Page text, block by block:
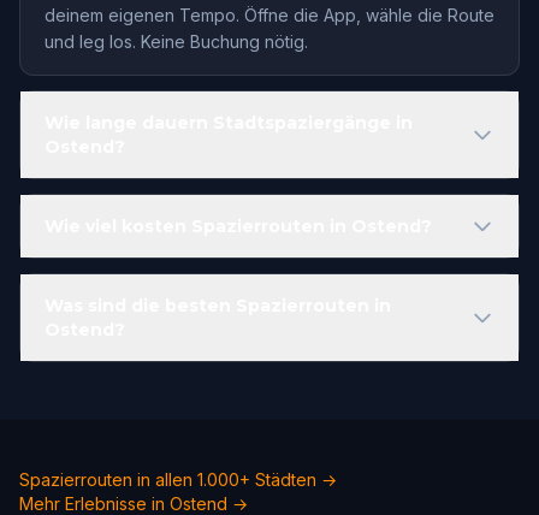
deinem eigenen Tempo. Öffne die App, wähle die Route
und leg los. Keine Buchung nötig.
Spazierrouten in allen 1.000+ Städten →
Mehr Erlebnisse in Ostend →